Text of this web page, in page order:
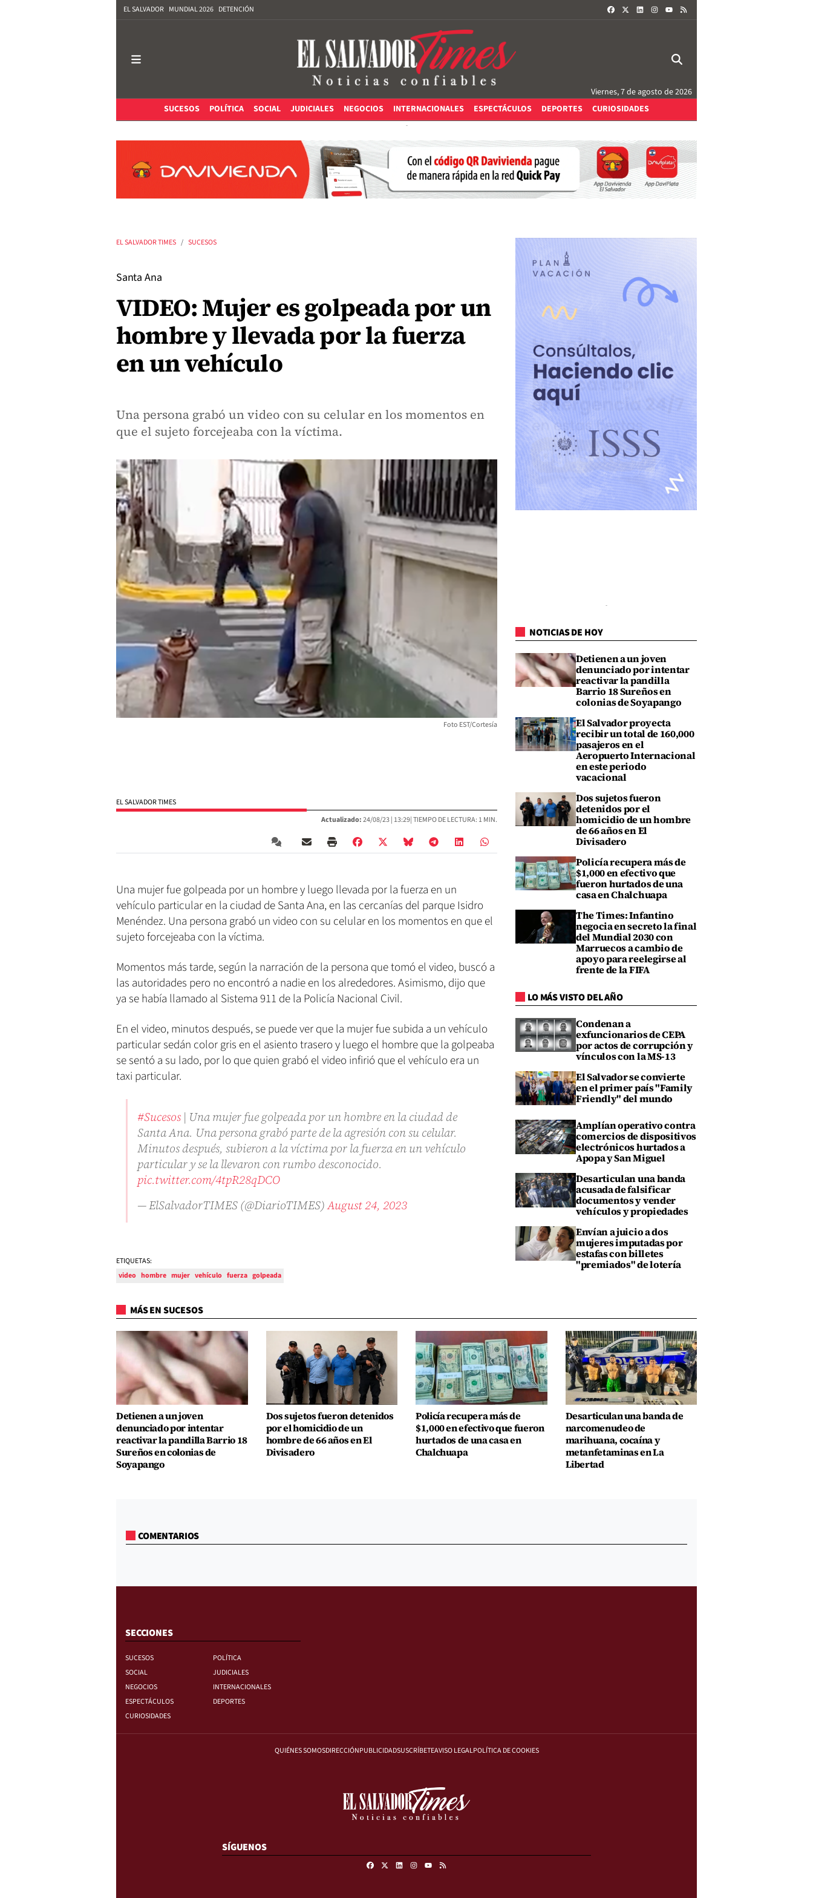
EL SALVADOR MUNDIAL 2026 DETENCIÓN FACEBOOKLINKEDININSTAGRAM
Viernes, 7 de agosto de 2026
SUCESOS
POLÍTICA SOCIAL JUDICIALES NEGOCIOS INTERNACIONALES ESPECTÁCULOS DEPORTES CURIOSIDADES
EL SALVADOR TIMES SUCESOS
Santa Ana
VIDEO: Mujer es golpeada por un
hombre y llevada por la fuerza
en un vehículo
Una persona grabó un video con su celular en los momentos en
que el sujeto forcejeaba con la víctima.
Foto EST/Cortesía
EL SALVADOR TIMES
Actualizado:24/08/23 | 13:29| TIEMPO DE LECTURA: 1 MIN.
Una mujer fue golpeada por un hombre y luego llevada por la fuerza en un
vehículo particular en la ciudad de Santa Ana, en las cercanías del parque Isidro
Menéndez. Una persona grabó un video con su celular en los momentos en que el
sujeto forcejeaba con la víctima.
Momentos más tarde, según la narración de la persona que tomó el video, buscó a
las autoridades pero no encontró a nadie en los alrededores. Asimismo, dijo que
ya se había llamado al Sistema 911 de la Policía Nacional Civil.
En el video, minutos después, se puede ver que la mujer fue subida a un vehículo
particular sedán color gris en el asiento trasero y luego el hombre que la golpeaba
se sentó a su lado, por lo que quien grabó el video infirió que el vehículo era un
taxi particular.
#Sucesos | Una mujer fue golpeada por un hombre en la ciudad de
Santa Ana. Una persona grabó parte de la agresión con su celular.
Minutos después, subieron a la víctima por la fuerza en un vehículo
particular y se la llevaron con rumbo desconocido.
pic.twitter.com/4tpR28qDCO
— ElSalvadorTIMES (@DiarioTIMES)August 24, 2023
ETIQUETAS:
video hombre mujer vehículo fuerza golpeada
NOTICIAS DE HOY
Detienen a un joven
denunciado por intentar
reactivar la pandilla
Barrio 18 Sureños en
colonias de Soyapango
El Salvador proyecta
recibir un total de 160,000
pasajeros en el
Aeropuerto Internacional
en este periodo
vacacional
Dos sujetos fueron
detenidos por el
homicidio de un hombre
de 66 años en El
Divisadero
Policía recupera más de
$1,000 en efectivo que
fueron hurtados de una
casa en Chalchuapa
The Times: Infantino
negocia en secreto la final
del Mundial 2030 con
Marruecos a cambio de
apoyo para reelegirse al
frente de la FIFA
LO MÁS VISTO DEL AÑO
Condenan a
exfuncionarios de CEPA
por actos de corrupción y
vínculos con la MS-13
El Salvador se convierte
en el primer país "Family
Friendly" del mundo
Amplían operativo contra
comercios de dispositivos
electrónicos hurtados a
Apopa y San Miguel
Desarticulan una banda
acusada de falsificar
documentos y vender
vehículos y propiedades
Envían a juicio a dos
mujeres imputadas por
estafas con billetes
"premiados" de lotería
MÁS EN SUCESOS
Detienen a un joven
denunciado por intentar
reactivar la pandilla Barrio 18
Sureños en colonias de
Soyapango
Dos sujetos fueron detenidos
por el homicidio de un
hombre de 66 años en El
Divisadero
Policía recupera más de
$1,000 en efectivo que fueron
hurtados de una casa en
Chalchuapa
Desarticulan una banda de
narcomenudeo de
marihuana, cocaína y
metanfetaminas en La
Libertad
COMENTARIOS
SECCIONES
SUCESOS
POLÍTICA
SOCIAL
JUDICIALES
NEGOCIOS
INTERNACIONALES
ESPECTÁCULOS
DEPORTES
CURIOSIDADES
QUIÉNES SOMOSDIRECCIÓNPUBLICIDADSUSCRÍBETEAVISO LEGALPOLÍTICA DE COOKIES
SÍGUENOS
FacebookLinkedinInstagram